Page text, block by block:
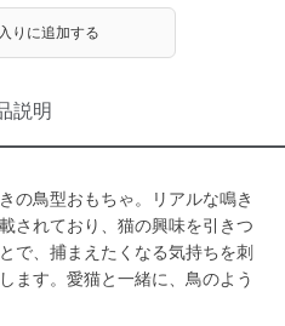
りに追加する
説明
の鳥型おもちゃ。リアルな鳴き
されており、猫の興味を引きつ
で、捕まえたくなる気持ちを刺
ます。愛猫と一緒に、鳥のよう